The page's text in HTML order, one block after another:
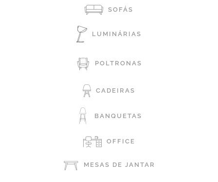
SOFÁS
LUMINÁRIAS
POLTRONAS
CADEIRAS
BANQUETAS
OFFICE
MESAS DE JANTAR